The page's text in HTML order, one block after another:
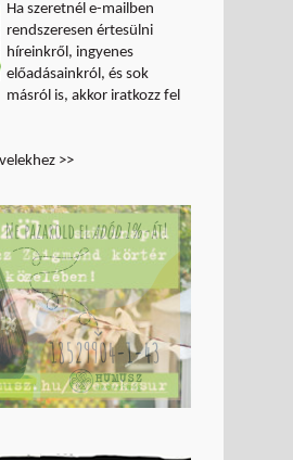
Ha szeretnél e-mailben
rendszeresen értesülni
híreinkről, ingyenes
előadásainkról, és sok
másról is, akkor iratkozz fel
>>